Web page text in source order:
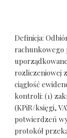
Definicja:
rachunkowego
rozliczeniowej
ciągłość
kontroli: (1)
(KPiR/księgi,
potwierdzeń
protokół